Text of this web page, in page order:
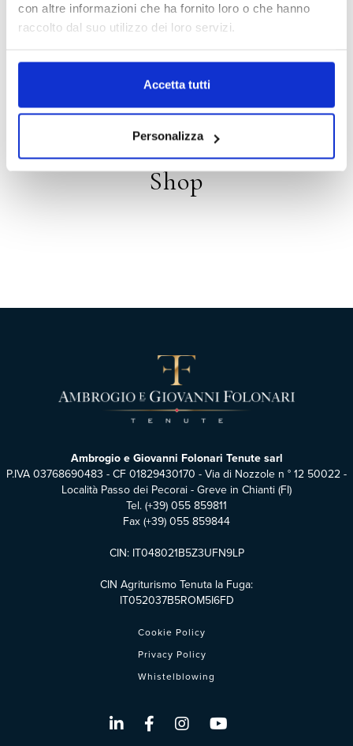
con altre informazioni che ha fornito loro o che hanno
raccolto dal suo utilizzo dei loro servizi.
Accetta tutti
Personalizza
HOSPITALITY
Distribution
Shop
Cookie Policy
Privacy Policy
Whistelblowing
Ambrogio e Giovanni Folonari Tenute sarl
P.IVA 03768690483 - CF 01829430170 - Via di Nozzole n ° 12 50022 -
Località Passo dei Pecorai - Greve in Chianti (FI)
Tel.(+39) 055 859811
Fax (+39) 055 859844
CIN: IT048021B5Z3UFN9LP
CIN Agriturismo Tenuta la Fuga:
IT052037B5ROM5I6FD